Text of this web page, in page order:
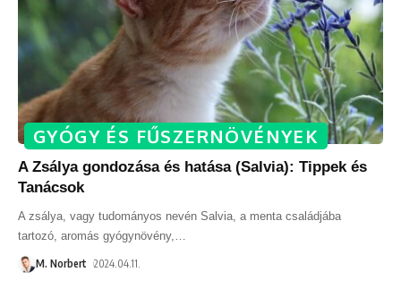
GYÓGY ÉS FŰSZERNÖVÉNYEK
A Zsálya gondozása és hatása (Salvia): Tippek és
Tanácsok
A zsálya, vagy tudományos nevén Salvia, a menta családjába
tartozó, aromás gyógynövény,
M. Norbert 2024.04.11.